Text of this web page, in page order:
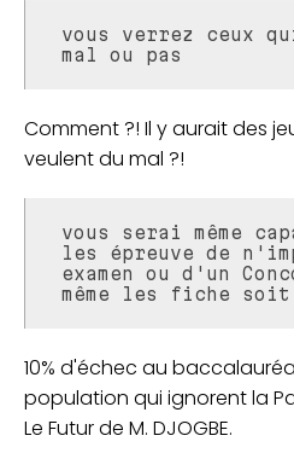
vous verrez ceux
mal ou pas
Comment ?! Il y aurait des
veulent du mal ?!
vous serai même
les épreuve de
examen ou d'un
même les fiche
10% d'échec au
population qui ignorent la
Le Futur de M. DJOGBE.